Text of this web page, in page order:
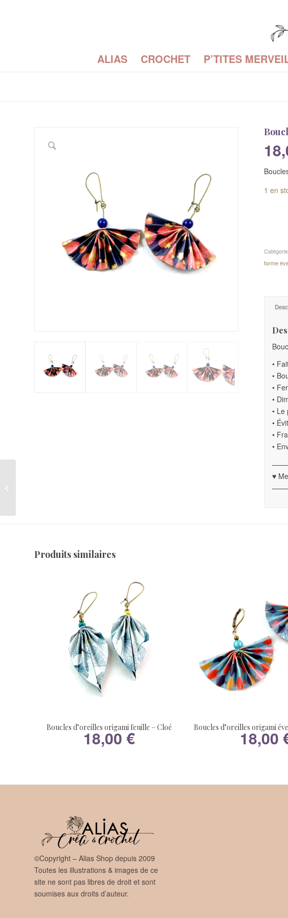
ALIAS CROCHET P’TITES
1 en
forme
•
•
•
•
•
•
•
•
♥
Produits similaires
Boucles d’oreilles origami feuille – Cloé
18,00€ Boucles d’oreilles origami
18,00
©Copyright – Alias Shop depuis 2009
Toutes les illustrations & images de ce
site ne sont pas libres de droit et sont
soumises aux droits d’auteur.